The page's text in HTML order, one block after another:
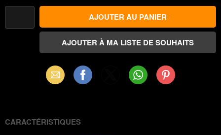
Email Facebook WhatsAppPinterest
CARACTÉRISTIQUES